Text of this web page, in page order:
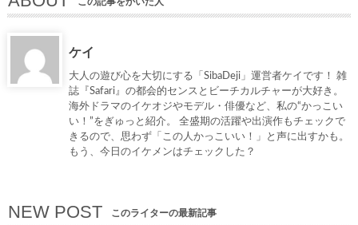
ケイ
大人の遊び心を大切にする「SibaDeji」運営者ケイです！ 雑
誌『Safari』の都会的センスとビーチカルチャーが大好き。
海外ドラマのイケオジやモデル・俳優など、私の“かっこい
い！”をぎゅっと紹介。 全盛期の活躍や出演作もチェックで
きるので、思わず「この人かっこいい！」と声に出すかも。
もう、今日のイケメンはチェックした？
NEW POST このライターの最新記事